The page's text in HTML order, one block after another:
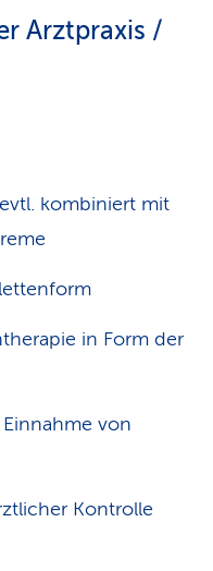
Arztpraxis /
kombiniert mit
in Form der
von
Kontrolle